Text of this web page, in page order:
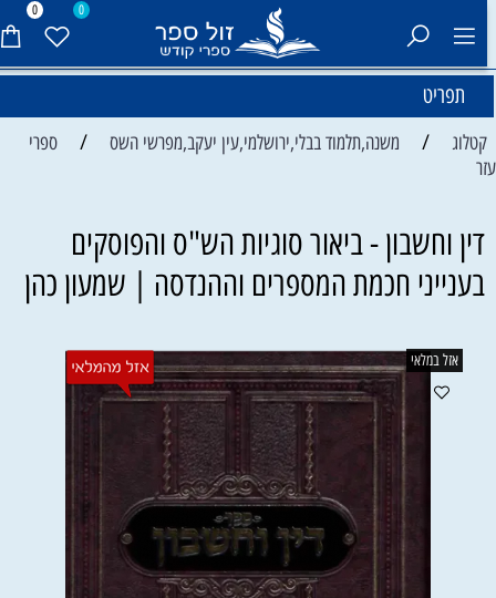
0 0
תפריט
קטלוג / משנה,תלמוד בבלי,ירושלמי,עין יעקב,מפרשי השס /
ספרי
דין וחשבון - ביאור סוגיות הש"ס והפוסקים
בענייני חכמת המספרים וההנדסה | שמעון כהן
אזל במלאי